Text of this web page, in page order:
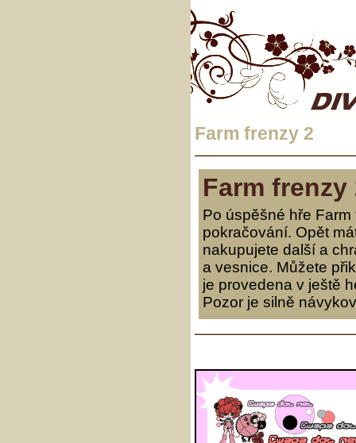
Farm frenzy 2
Farm frenzy
Po úspěšné hře
pokračování. Opět
nakupujete další a
a vesnice. Můžete
je provedena v ještě
Pozor je silně